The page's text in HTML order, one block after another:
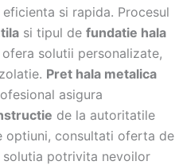
si rapida. Procesul
si tipul de fundatie hala
solutii personalizate,
Pret hala metalica
asigura
de la autoritatile
optiuni, consultati oferta de
solutia potrivita nevoilor